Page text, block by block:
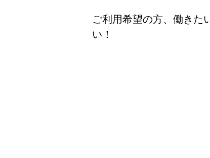
ご利用希望の方、働きた
い！